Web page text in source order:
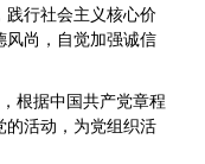
行社会主义核心价
尚，自觉加强诚信
根据中国共产党章程
的活动，为党组织活